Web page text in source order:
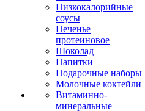
Низкокалорийные
соусы
Печенье
протеиновое
Шоколад
Напитки
Подарочные наборы
Молочные коктейли
Витаминно-
минеральные